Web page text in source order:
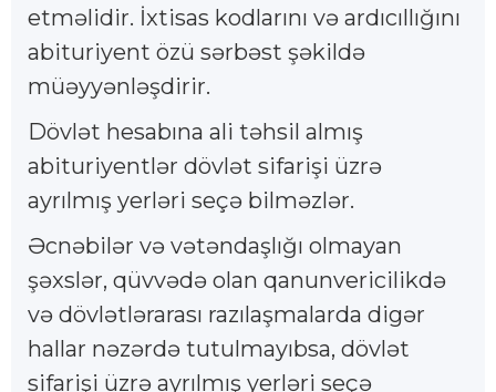
etməlidir. İxtisas kodlarını və ardıcıllığını
abituriyent özü sərbəst şəkildə
müəyyənləşdirir.
Dövlət hesabına ali təhsil almış
abituriyentlər dövlət sifarişi üzrə
ayrılmış yerləri seçə bilməzlər.
Əcnəbilər və vətəndaşlığı olmayan
şəxslər, qüvvədə olan qanunvericilikdə
və dövlətlərarası razılaşmalarda digər
hallar nəzərdə tutulmayıbsa, dövlət
sifarişi üzrə ayrılmış yerləri seçə